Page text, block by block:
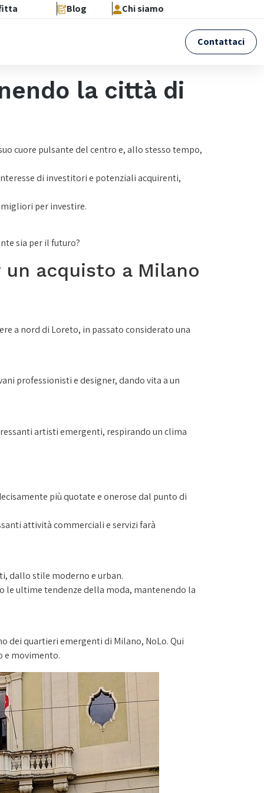
Blog Chi siamo
Contattaci
la città di
cuore pulsante del centro e, allo stesso tempo,
di investitori e potenziali acquirenti,
per investire.
sia per il futuro?
acquisto a Milano
a nord di Loreto, in passato considerato una
professionisti e designer, dando vita a un
artisti emergenti, respirando un clima
più quotate e onerose dal punto di
attività commerciali e servizi farà
dallo stile moderno e urban.
le ultime tendenze della moda, mantenendo la
dei quartieri emergenti di Milano, NoLo. Qui
e movimento.